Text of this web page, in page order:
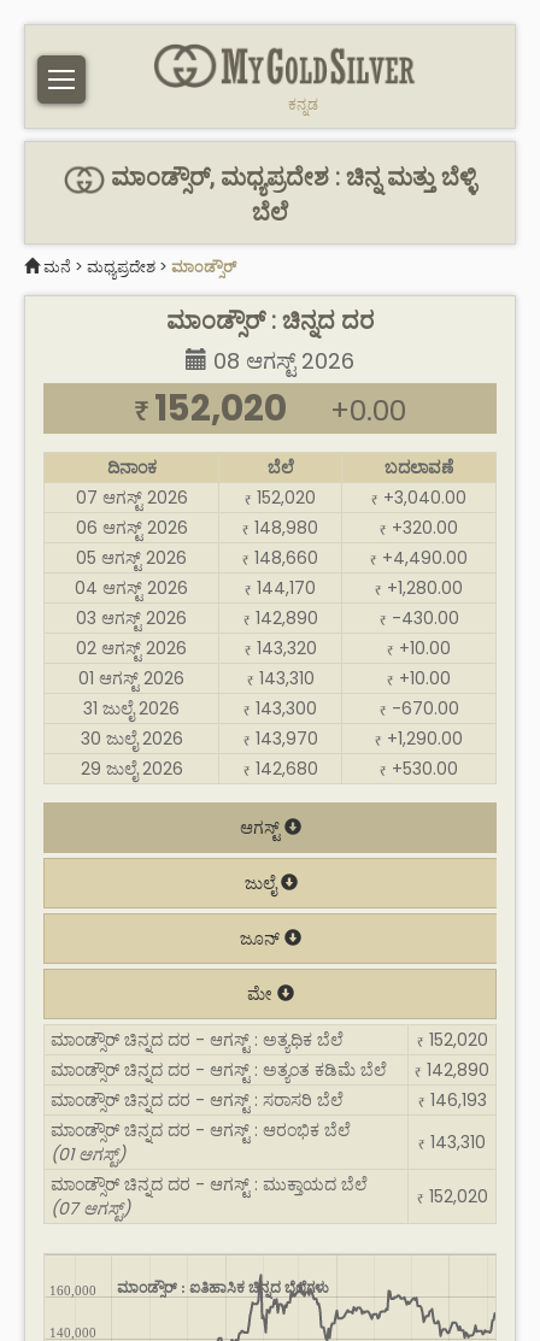
ಕನ್ನಡ
ಮಾಂಡ್ಸೌರ್, ಮಧ್ಯಪ್ರದೇಶ : ಚಿನ್ನ ಮತ್ತು ಬೆಳ್ಳಿ
ಬೆಲೆ
ಮನೆ > ಮಧ್ಯಪ್ರದೇಶ > ಮಾಂಡ್ಸೌರ್
ಮಾಂಡ್ಸೌರ್ : ಚಿನ್ನದ ದರ
08 ಆಗಸ್ಟ್ 2026
₹ 152,020 +0.00
ದಿನಾಂಕ ಬೆಲೆ
ಬದಲಾವಣೆ
07 ಆಗಸ್ಟ್ 2026
₹ 152,020 ₹ +3,040.00
06 ಆಗಸ್ಟ್ 2026
₹ 148,980 ₹ +320.00
05 ಆಗಸ್ಟ್ 2026
₹ 148,660 ₹ +4,490.00
04 ಆಗಸ್ಟ್ 2026
₹ 144,170 ₹ +1,280.00
03 ಆಗಸ್ಟ್ 2026
₹ 142,890 ₹ -430.00
02 ಆಗಸ್ಟ್ 2026
₹ 143,320 ₹ +10.00
01 ಆಗಸ್ಟ್ 2026
₹ 143,310 ₹ +10.00
31 ಜುಲೈ 2026
₹ 143,300 ₹ -670.00
30 ಜುಲೈ 2026
₹ 143,970 ₹ +1,290.00
29 ಜುಲೈ 2026
₹ 142,680 ₹ +530.00
ಆಗಸ್ಟ್
ಜುಲೈ
ಜೂನ್
ಮೇ
ಮಾಂಡ್ಸೌರ್ ಚಿನ್ನದ ದರ - ಆಗಸ್ಟ್ : ಅತ್ಯಧಿಕ ಬೆಲೆ
₹ 152,020
ಮಾಂಡ್ಸೌರ್ ಚಿನ್ನದ ದರ - ಆಗಸ್ಟ್ : ಅತ್ಯಂತ ಕಡಿಮೆ ಬೆಲೆ
₹ 142,890
ಮಾಂಡ್ಸೌರ್ ಚಿನ್ನದ ದರ - ಆಗಸ್ಟ್ : ಸರಾಸರಿ ಬೆಲೆ
₹ 146,193
ಮಾಂಡ್ಸೌರ್ ಚಿನ್ನದ ದರ - ಆಗಸ್ಟ್ : ಆರಂಭಿಕ ಬೆಲೆ
(01 ಆಗಸ್ಟ್)
₹ 143,310
ಮಾಂಡ್ಸೌರ್ ಚಿನ್ನದ ದರ - ಆಗಸ್ಟ್ : ಮುಕ್ತಾಯದ ಬೆಲೆ
(07 ಆಗಸ್ಟ್)
₹ 152,020
ಮಾಂಡ್ಸೌರ್ : ಐತಿಹಾಸಿಕ ಚಿನ್ನದ ಬೆಲೆಗಳು
140,000
160,000